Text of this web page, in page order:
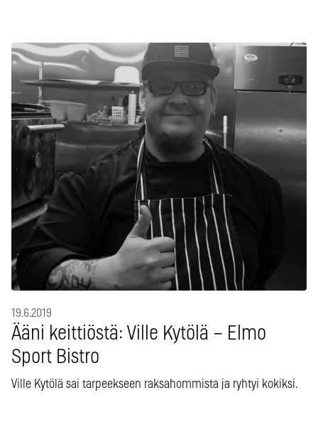
19.6.2019
Ääni keittiöstä: Ville Kytölä – Elmo
Sport Bistro
Ville Kytölä sai tarpeekseen raksahommista ja ryhtyi kokiksi.